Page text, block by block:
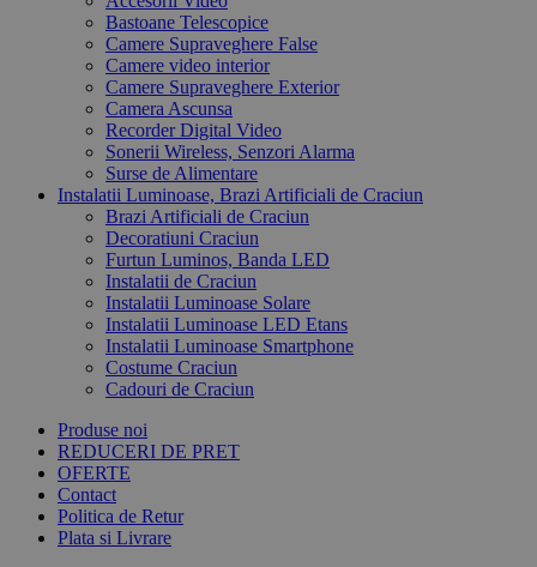
Bastoane Telescopice
Camere Supraveghere False
Camere video interior
Camere Supraveghere Exterior
Camera Ascunsa
Recorder Digital Video
Sonerii Wireless, Senzori Alarma
Surse de Alimentare
Instalatii Luminoase, Brazi Artificiali de Craciun
Brazi Artificiali de Craciun
Decoratiuni Craciun
Furtun Luminos, Banda LED
Instalatii de Craciun
Instalatii Luminoase Solare
Instalatii Luminoase LED Etans
Instalatii Luminoase Smartphone
Costume Craciun
Cadouri de Craciun
Produse noi
REDUCERI DE PRET
OFERTE
Contact
Politica de Retur
Plata si Livrare